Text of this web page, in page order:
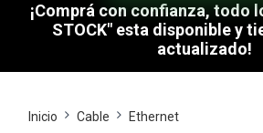
¡Comprá con confianza, todo
STOCK" esta disponible y
actualizado!
Inicio Cable Ethernet